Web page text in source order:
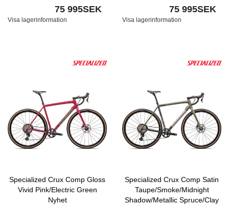
75 995SEK
Visa lagerinformation
75 995SEK
Visa lagerinformation
Specialized Crux Comp Gloss
Vivid Pink/Electric Green
Nyhet
Specialized Crux Comp Satin
Taupe/Smoke/Midnight
Shadow/Metallic Spruce/Clay